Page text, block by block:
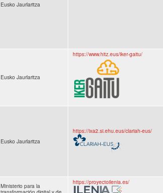
Eusko Jaurlaritza
Eusko Jaurlaritza
https://www.hitz.eus/iker-gaitu/
Eusko Jaurlaritza
https://ixa2.si.ehu.eus/clariah-eus/
Ministerio para la
https://proyectoilenia.es/